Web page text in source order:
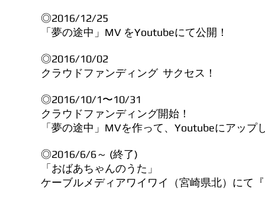
◎2016/12/25​
「夢の途中」MV をYoutubeにて公開！
◎2016/10/02
​クラウドファンディング サクセス！
◎2016/10/1〜10/31
クラウドファンディング開始！
「夢の途中」MVを作って、Youtubeにアップ
◎2016/6/6～ (終了)
「おばあちゃんのうた」
ケーブルメディアワイワイ（宮崎県北）にて